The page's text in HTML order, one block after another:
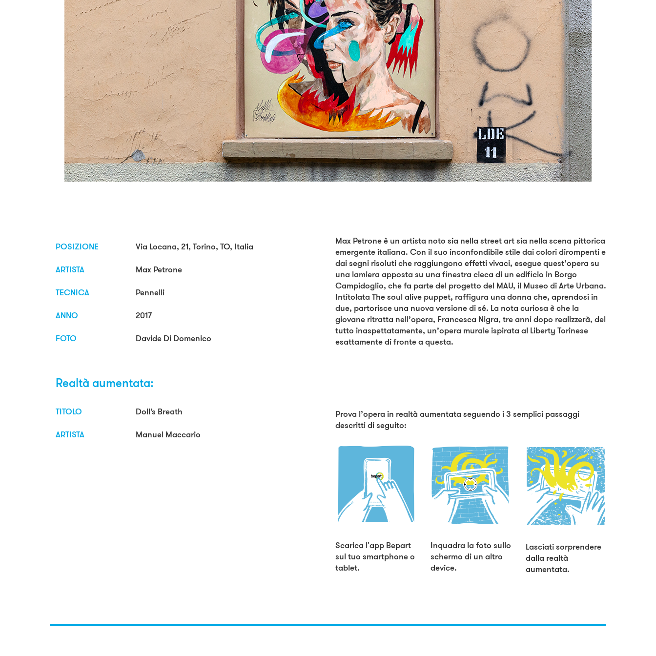
POSIZIONE
Via Locana, 21, Torino, TO, Italia
ARTISTA
Max Petrone
TECNICA
Pennelli
ANNO
2017
FOTO
Davide Di Domenico
Realtà aumentata:
TITOLO
Doll’s Breath
ARTISTA
Manuel Maccario
Max Petrone è un artista noto sia nella street art sia nella scena pittorica
emergente italiana. Con il suo inconfondibile stile dai colori dirompenti e
dai segni risoluti che raggiungono effetti vivaci, esegue quest’opera su
una lamiera apposta su una finestra cieca di un edificio in Borgo
Campidoglio, che fa parte del progetto del MAU, il Museo di Arte Urbana.
Intitolata The soul alive puppet, raffigura una donna che, aprendosi in
due, partorisce una nuova versione di sé. La nota curiosa è che la
giovane ritratta nell’opera, Francesca Nigra, tre anni dopo realizzerà, del
tutto inaspettatamente, un’opera murale ispirata al Liberty Torinese
esattamente di fronte a questa.
Prova l’opera in realtà aumentata seguendo i 3 semplici passaggi
descritti di seguito:
Scarica l'app Bepart
sul tuo smartphone o
tablet.
Inquadra la foto sullo
schermo di un altro
device.
Lasciati sorprendere
dalla realtà
aumentata.